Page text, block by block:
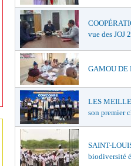
vue des JOJ
GAMOU DE
LES
son premier
SAINT-
biodiversité